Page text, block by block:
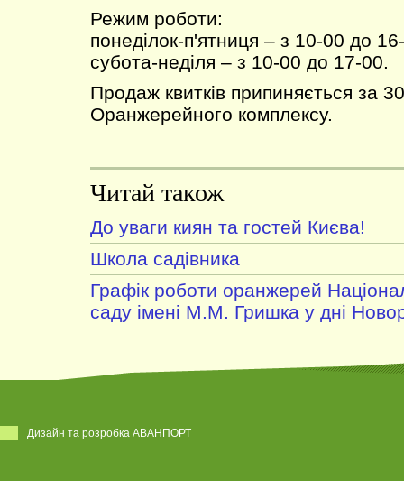
Режим роботи:
понеділок-п'ятниця – з 10-00 до
субота-неділя – з 10-00 до 17-00.
Продаж квитків припиняється за
Оранжерейного комплексу.
Читай також
До уваги киян та гостей Києва!
Школа садівника
Графік роботи оранжерей
саду імені М.М. Гришка у дні
Дизайн та розробка АВАНПОРТ